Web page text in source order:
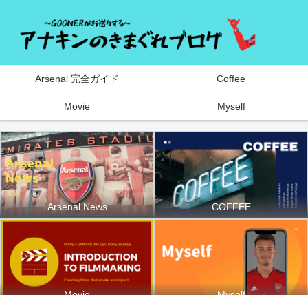
Arsenal 完全ガイド Coffee
Movie Myself
Arsenal News COFFEE